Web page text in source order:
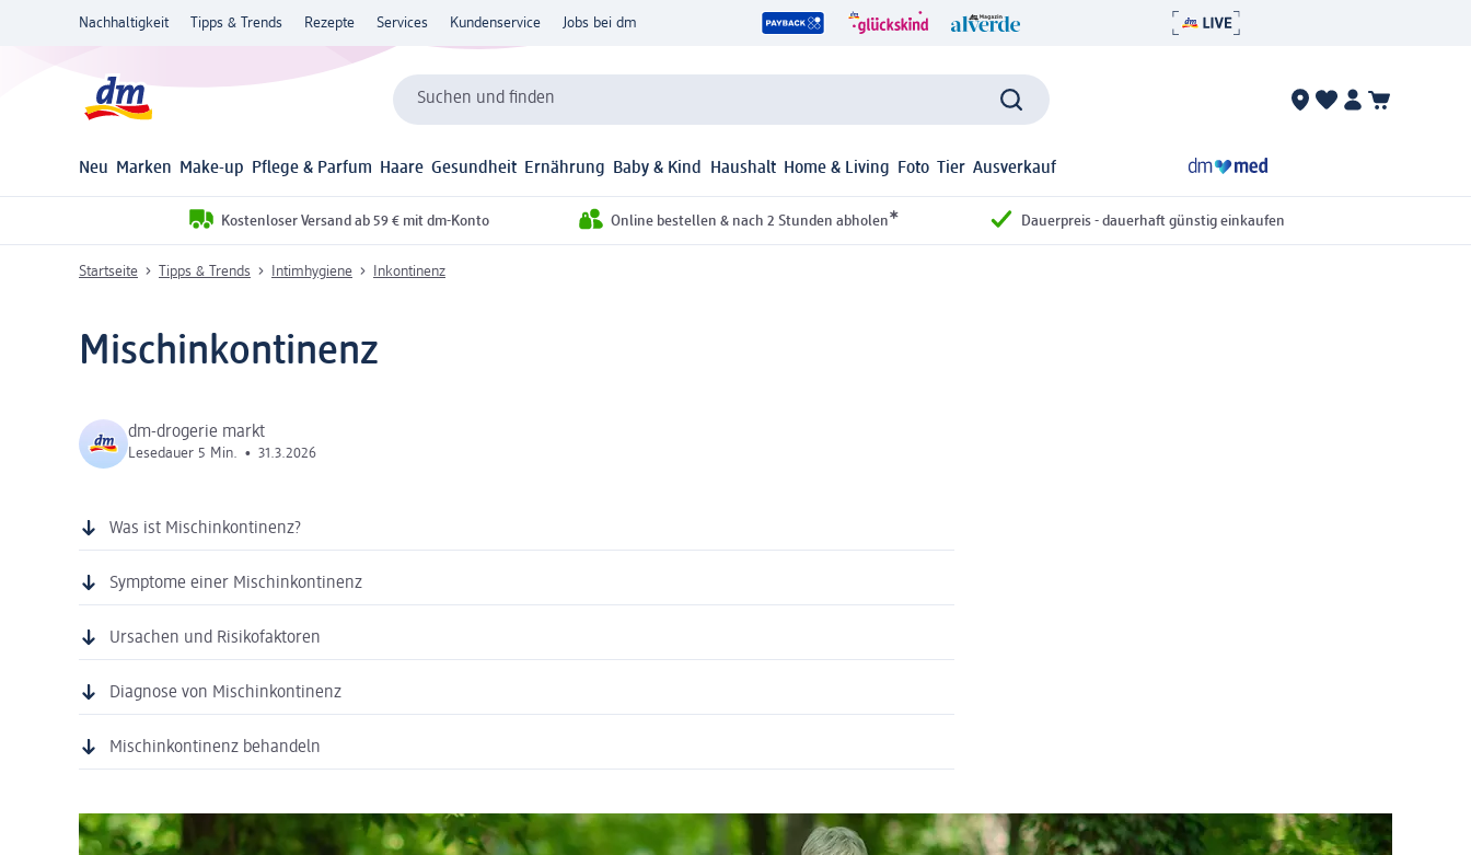
Nachhaltigkeit Tipps & Trends Rezepte Services Kundenservice Jobs bei dm
Suchen und finden
Neu Marken Make-up Pflege & Parfum Haare Gesundheit Ernährung Baby & Kind Haushalt Home & Living Foto Tier Ausverkauf
Kostenloser Versand ab 59 € mit dm-Konto Online bestellen & nach 2 Stunden abholen* Dauerpreis - dauerhaft günstig einkaufen
Startseite Tipps & Trends Intimhygiene Inkontinenz
Mischinkontinenz
dm-drogerie markt
Lesedauer 5 Min. • 31.3.2026
Was ist Mischinkontinenz?
Symptome einer Mischinkontinenz
Ursachen und Risikofaktoren
Diagnose von Mischinkontinenz
Mischinkontinenz behandeln